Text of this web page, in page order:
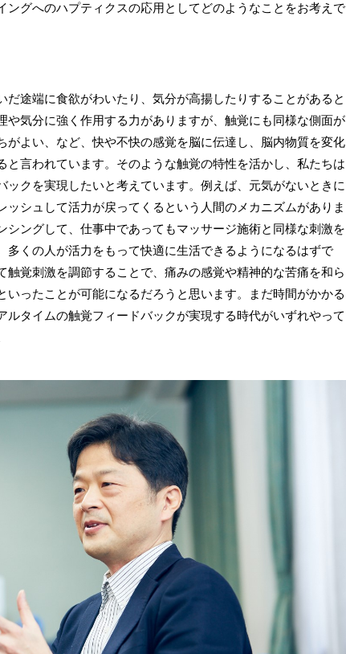
ングへのハプティクスの応用としてどのようなことをお考えで
だ途端に食欲がわいたり、気分が高揚したりすることがあると
や気分に強く作用する力がありますが、触覚にも同様な側面が
がよい、など、快や不快の感覚を脳に伝達し、脳内物質を変化
と言われています。そのような触覚の特性を活かし、私たちは
ックを実現したいと考えています。例えば、元気がないときに
ッシュして活力が戻ってくるという人間のメカニズムがありま
シングして、仕事中であってもマッサージ施術と同様な刺激を
多くの人が活力をもって快適に生活できるようになるはずで
触覚刺激を調節することで、痛みの感覚や精神的な苦痛を和ら
いったことが可能になるだろうと思います。まだ時間がかかる
ルタイムの触覚フィードバックが実現する時代がいずれやって